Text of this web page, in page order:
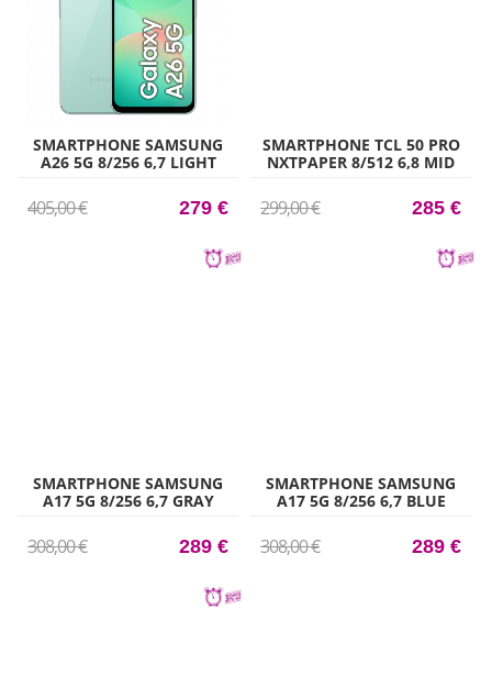
SMARTPHONE SAMSUNG
A26 5G 8/256 6,7 LIGHT
405,00 € 279 €
SMARTPHONE TCL 50 PRO
NXTPAPER 8/512 6,8 MID
299,00 € 285 €
SMARTPHONE SAMSUNG
A17 5G 8/256 6,7 GRAY
308,00 € 289 €
SMARTPHONE SAMSUNG
A17 5G 8/256 6,7 BLUE
308,00 € 289 €